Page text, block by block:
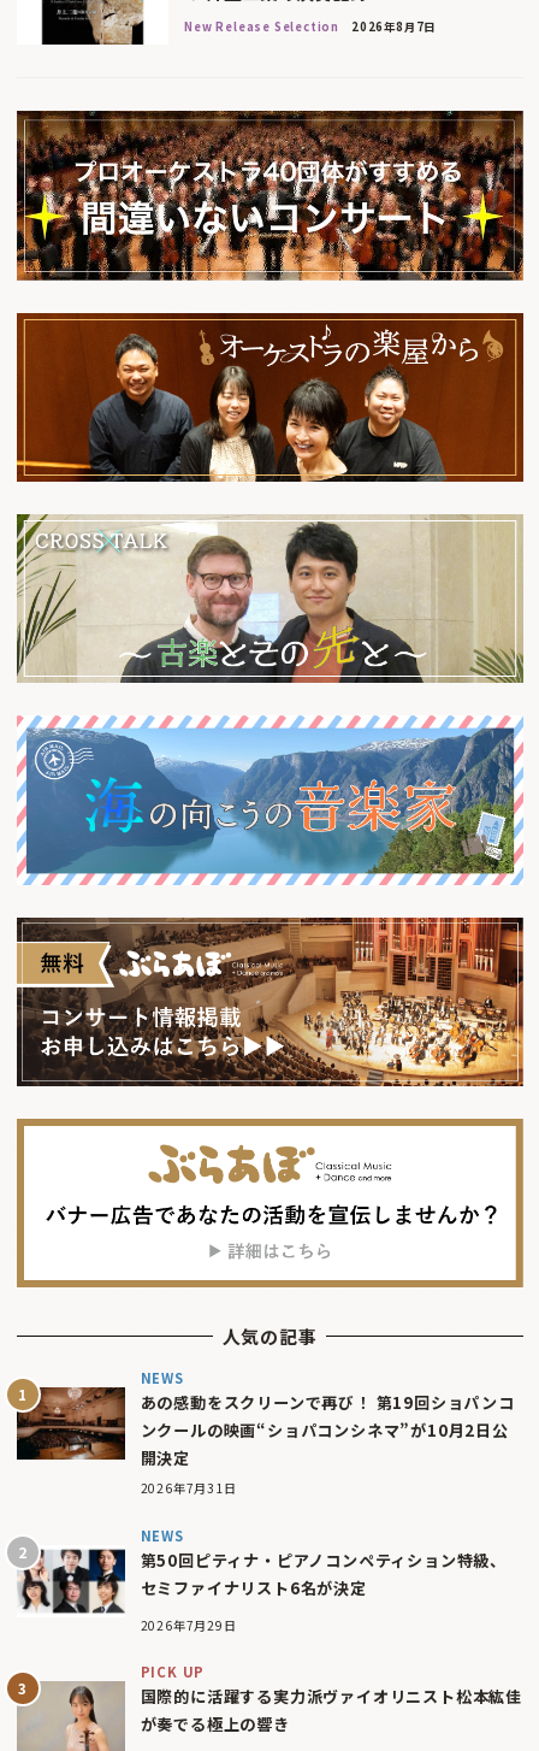
New Release Selection 2026年8月7日
人気の記事
NEWS
あの感動をスクリーンで再び！ 第19回ショパンコ
ンクールの映画“ショパコンシネマ”が10月2日公
開決定
2026年7月31日
NEWS
第50回ピティナ・ピアノコンペティション特級、
セミファイナリスト6名が決定
2026年7月29日
PICK UP
国際的に活躍する実力派ヴァイオリニスト松本紘佳
が奏でる極上の響き